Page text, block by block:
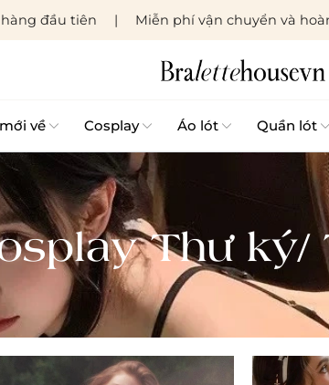
hàng đầu tiên Miễn phí vận chuyển và
về Cosplay Áo lót Quần lót
Thư ký/